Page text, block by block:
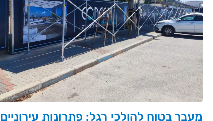
מעבר בטוח להולכי רגל: פתרונות עירוניים